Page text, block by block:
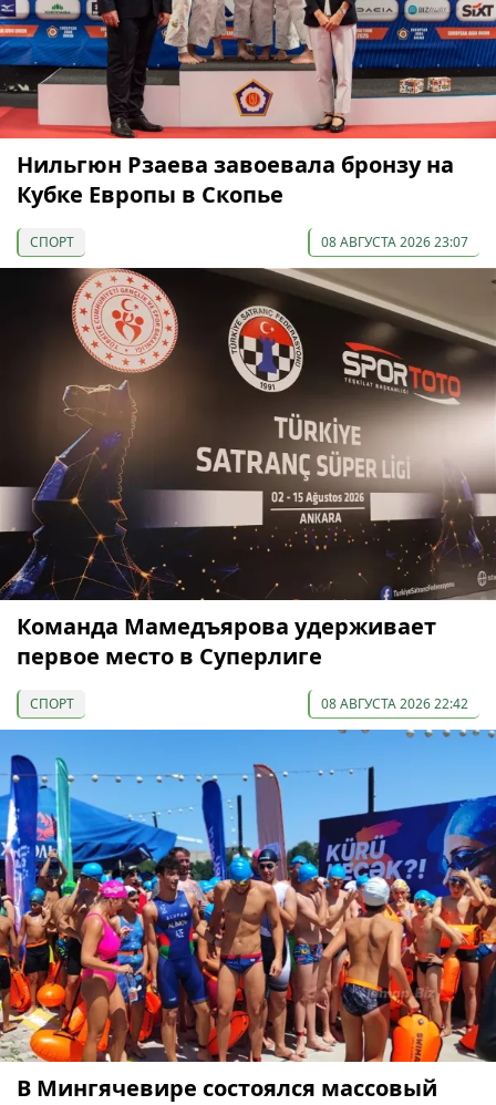
Нильгюн Рзаева завоевала бронзу на
Кубке Европы в Скопье
СПОРТ 08 АВГУСТА 2026 23:07
Команда Мамедъярова удерживает
первое место в Суперлиге
СПОРТ 08 АВГУСТА 2026 22:42
В Мингячевире состоялся массовый